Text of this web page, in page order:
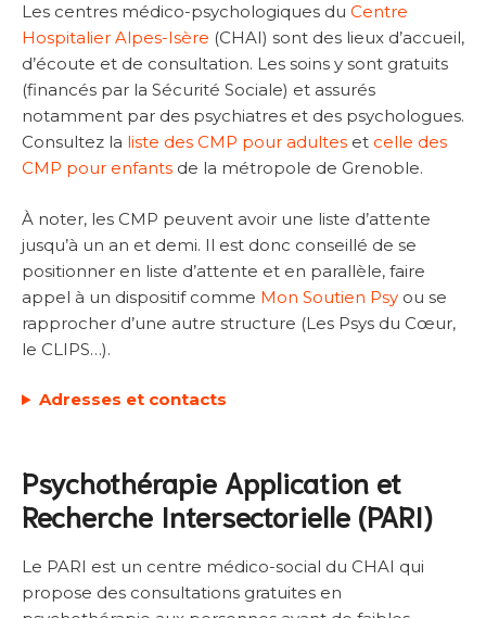
Les centres médico-psychologiques du Centre
Hospitalier Alpes-Isère (CHAI) sont des lieux d’accueil,
d’écoute et de consultation. Les soins y sont gratuits
(financés par la Sécurité Sociale) et assurés
notamment par des psychiatres et des psychologues.
Consultez la liste des CMP pour adultes et celle des
CMP pour enfants de la métropole de Grenoble.
À noter, les CMP peuvent avoir une liste d’attente
jusqu’à un an et demi. Il est donc conseillé de se
positionner en liste d’attente et en parallèle, faire
appel à un dispositif comme Mon Soutien Psy ou se
rapprocher d’une autre structure (Les Psys du Cœur,
le CLIPS…).
Adresses et contacts
Psychothérapie Application et
Recherche Intersectorielle (PARI)
Le PARI est un centre médico-social du CHAI qui
propose des consultations gratuites en